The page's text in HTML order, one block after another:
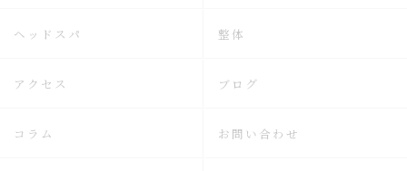
ヘッドスパ 整体
アクセス ブログ
コラム お問い合わせ